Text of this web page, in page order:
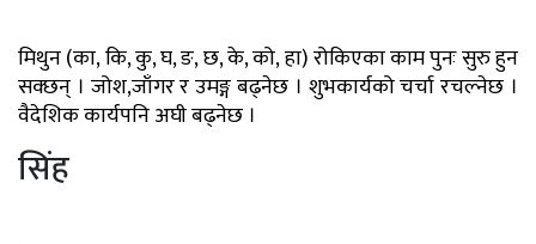
मिथुन (का, कि, कु, घ, ङ, छ, के, को, हा) रोकिएका काम पुनः सुरु हुन
सक्छन् । जोश,जाँगर र उमङ्ग बढ्नेछ । शुभकार्यको चर्चा रचल्नेछ ।
वैदेशिक कार्यपनि अघी बढ्नेछ ।
सिंह